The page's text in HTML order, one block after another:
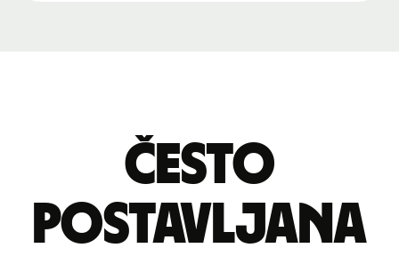
Često
postavljana